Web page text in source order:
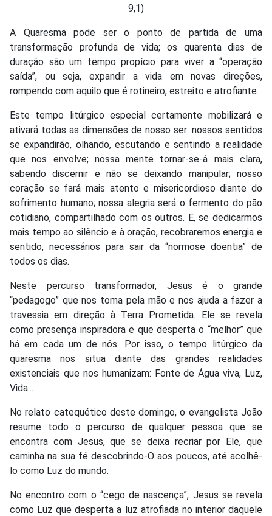
9,1)
A Quaresma pode ser o ponto de partida de uma
transformação profunda de vida; os quarenta dias de
duração são um tempo propício para viver a “operação
saída”, ou seja, expandir a vida em novas direções,
rompendo com aquilo que é rotineiro, estreito e atrofiante.
Este tempo litúrgico especial certamente mobilizará e
ativará todas as dimensões de nosso ser: nossos sentidos
se expandirão, olhando, escutando e sentindo a realidade
que nos envolve; nossa mente tornar-se-á mais clara,
sabendo discernir e não se deixando manipular; nosso
coração se fará mais atento e misericordioso diante do
sofrimento humano; nossa alegria será o fermento do pão
cotidiano, compartilhado com os outros. E, se dedicarmos
mais tempo ao silêncio e à oração, recobraremos energia e
sentido, necessários para sair da “normose doentia” de
todos os dias.
Neste percurso transformador, Jesus é o grande
“pedagogo” que nos toma pela mão e nos ajuda a fazer a
travessia em direção à Terra Prometida. Ele se revela
como presença inspiradora e que desperta o “melhor” que
há em cada um de nós. Por isso, o tempo litúrgico da
quaresma nos situa diante das grandes realidades
existenciais que nos humanizam: Fonte de Água viva, Luz,
Vida...
No relato catequético deste domingo, o evangelista João
resume todo o percurso de qualquer pessoa que se
encontra com Jesus, que se deixa recriar por Ele, que
caminha na sua fé descobrindo-O aos poucos, até acolhê-
lo como Luz do mundo.
No encontro com o “cego de nascença”, Jesus se revela
como Luz que desperta a luz atrofiada no interior daquele